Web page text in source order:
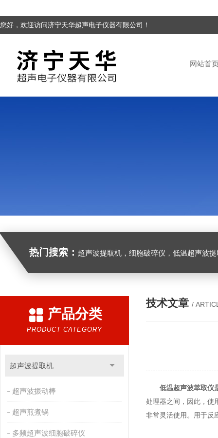
您好，欢迎访问济宁天华超声电子仪器有限公司！
网站首
热门搜索： 超声波提取机，细胞破碎仪，低温超声波
产品分类
PRODUCT CATEGORY
超声波提取机
超声波振动棒
超声煎煮锅
多频超声波细胞破碎仪
技术文章 /
低温超声波萃取仪
处理器之间，因此，使
非常灵活使用。用于反